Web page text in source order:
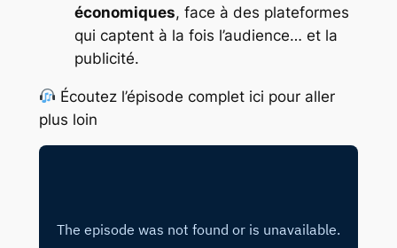
économiques, face à des plateformes
qui captent à la fois l’audience… et la
publicité.
Écoutez l’épisode complet ici pour aller
plus loin